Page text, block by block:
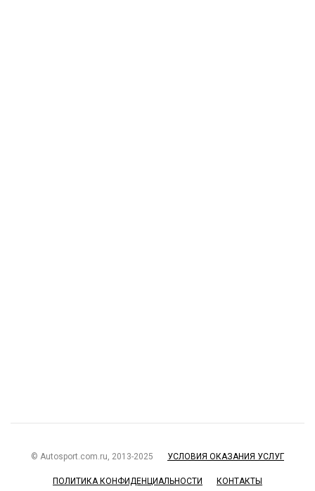
© Autosport.com.ru, 2013-2025 УСЛОВИЯ ОКАЗАНИЯ УСЛУГ
ПОЛИТИКА КОНФИДЕНЦИАЛЬНОСТИ КОНТАКТЫ